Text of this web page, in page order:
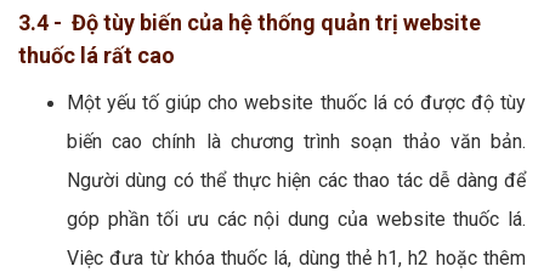
3.4 - Độ tùy biến của hệ thống quản trị website
thuốc lá rất cao
Một yếu tố giúp cho website thuốc lá có được độ tùy
biến cao chính là chương trình soạn thảo văn bản.
Người dùng có thể thực hiện các thao tác dễ dàng để
góp phần tối ưu các nội dung của website thuốc lá.
Việc đưa từ khóa thuốc lá, dùng thẻ h1, h2 hoặc thêm